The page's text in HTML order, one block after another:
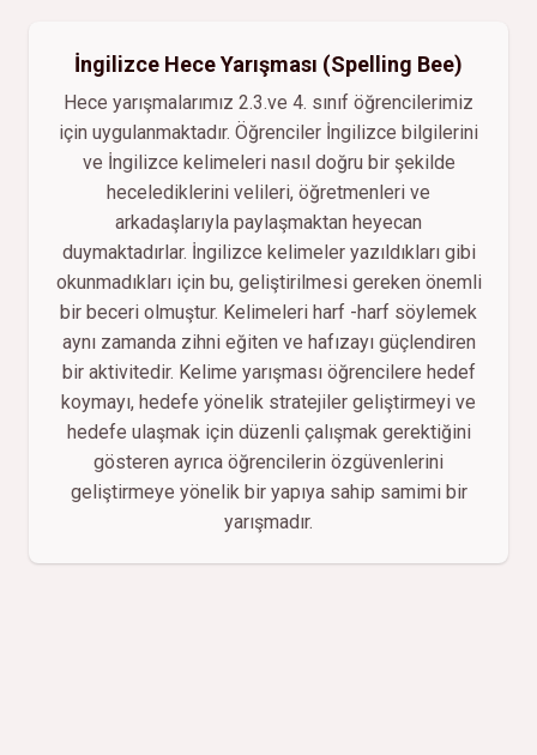
İngilizce Hece Yarışması (Spelling Bee)
Hece yarışmalarımız 2.3.ve 4. sınıf öğrencilerimiz
için uygulanmaktadır. Öğrenciler İngilizce bilgilerini
ve İngilizce kelimeleri nasıl doğru bir şekilde
hecelediklerini velileri, öğretmenleri ve
arkadaşlarıyla paylaşmaktan heyecan
duymaktadırlar. İngilizce kelimeler yazıldıkları gibi
okunmadıkları için bu, geliştirilmesi gereken önemli
bir beceri olmuştur. Kelimeleri harf -harf söylemek
aynı zamanda zihni eğiten ve hafızayı güçlendiren
bir aktivitedir. Kelime yarışması öğrencilere hedef
koymayı, hedefe yönelik stratejiler geliştirmeyi ve
hedefe ulaşmak için düzenli çalışmak gerektiğini
gösteren ayrıca öğrencilerin özgüvenlerini
geliştirmeye yönelik bir yapıya sahip samimi bir
yarışmadır.